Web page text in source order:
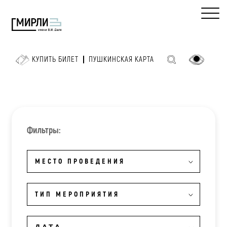
КУПИТЬ БИЛЕТ ПУШКИНСКАЯ КАРТА
Фильтры:
МЕСТО ПРОВЕДЕНИЯ
ТИП МЕРОПРИЯТИЯ